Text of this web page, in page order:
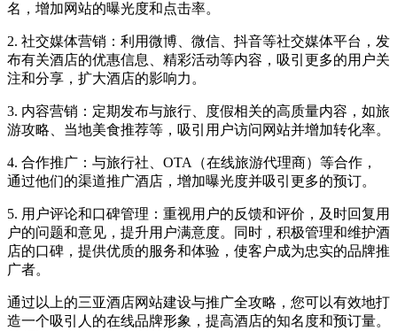
名，增加网站的曝光度和点击率。
2. 社交媒体营销：利用微博、微信、抖音等社交媒体平台，发
布有关酒店的优惠信息、精彩活动等内容，吸引更多的用户关
注和分享，扩大酒店的影响力。
3. 内容营销：定期发布与旅行、度假相关的高质量内容，如旅
游攻略、当地美食推荐等，吸引用户访问网站并增加转化率。
4. 合作推广：与旅行社、OTA（在线旅游代理商）等合作，
通过他们的渠道推广酒店，增加曝光度并吸引更多的预订。
5. 用户评论和口碑管理：重视用户的反馈和评价，及时回复用
户的问题和意见，提升用户满意度。同时，积极管理和维护酒
店的口碑，提供优质的服务和体验，使客户成为忠实的品牌推
广者。
通过以上的三亚酒店网站建设与推广全攻略，您可以有效地打
造一个吸引人的在线品牌形象，提高酒店的知名度和预订量。